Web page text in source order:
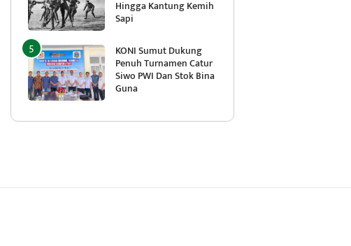
Hingga Kantung Kemih
Sapi
KONI Sumut Dukung
Penuh Turnamen Catur
Siwo PWI Dan Stok Bina
Guna